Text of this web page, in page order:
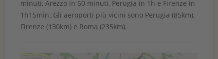
minuti, Arezzo in 50 minuti, Perugia in 1h e Firenze in
1h15min. Gli aeroporti più vicini sono Perugia (85km),
Firenze (130km) e Roma (235km).